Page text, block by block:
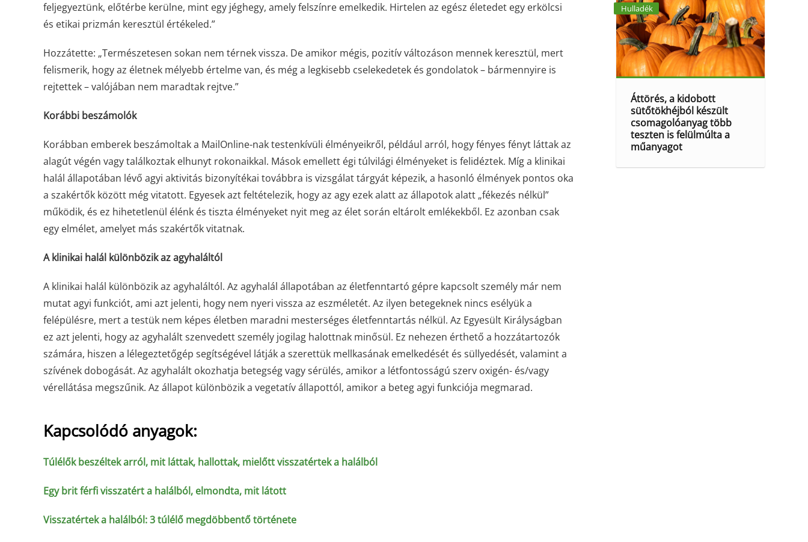
feljegyeztünk, előtérbe kerülne, mint egy jéghegy, amely felszínre emelkedik. Hirtelen az egész életedet egy erkölcsi
és etikai prizmán keresztül értékeled.”
Hozzátette: „Természetesen sokan nem térnek vissza. De amikor mégis, pozitív változáson mennek keresztül, mert
felismerik, hogy az életnek mélyebb értelme van, és még a legkisebb cselekedetek és gondolatok – bármennyire is
rejtettek – valójában nem maradtak rejtve.”
Korábbi beszámolók
Korábban emberek beszámoltak a MailOnline-nak testenkívüli élményeikről, például arról, hogy fényes fényt láttak az
alagút végén vagy találkoztak elhunyt rokonaikkal. Mások emellett égi túlvilági élményeket is felidéztek. Míg a klinikai
halál állapotában lévő agyi aktivitás bizonyítékai továbbra is vizsgálat tárgyát képezik, a hasonló élmények pontos oka
a szakértők között még vitatott. Egyesek azt feltételezik, hogy az agy ezek alatt az állapotok alatt „fékezés nélkül”
működik, és ez hihetetlenül élénk és tiszta élményeket nyit meg az élet során eltárolt emlékekből. Ez azonban csak
egy elmélet, amelyet más szakértők vitatnak.
A klinikai halál különbözik az agyhaláltól
A klinikai halál különbözik az agyhaláltól. Az agyhalál állapotában az életfenntartó gépre kapcsolt személy már nem
mutat agyi funkciót, ami azt jelenti, hogy nem nyeri vissza az eszméletét. Az ilyen betegeknek nincs esélyük a
felépülésre, mert a testük nem képes életben maradni mesterséges életfenntartás nélkül. Az Egyesült Királyságban
ez azt jelenti, hogy az agyhalált szenvedett személy jogilag halottnak minősül. Ez nehezen érthető a hozzátartozók
számára, hiszen a lélegeztetőgép segítségével látják a szerettük mellkasának emelkedését és süllyedését, valamint a
szívének dobogását. Az agyhalált okozhatja betegség vagy sérülés, amikor a létfontosságú szerv oxigén- és/vagy
vérellátása megszűnik. Az állapot különbözik a vegetatív állapottól, amikor a beteg agyi funkciója megmarad.
Kapcsolódó anyagok:
Túlélők beszéltek arról, mit láttak, hallottak, mielőtt visszatértek a halálból
Egy brit férfi visszatért a halálból, elmondta, mit látott
Visszatértek a halálból: 3 túlélő megdöbbentő története
Hulladék
Áttörés, a kidobott
sütőtökhéjból készült
csomagolóanyag több
teszten is felülmúlta a
műanyagot